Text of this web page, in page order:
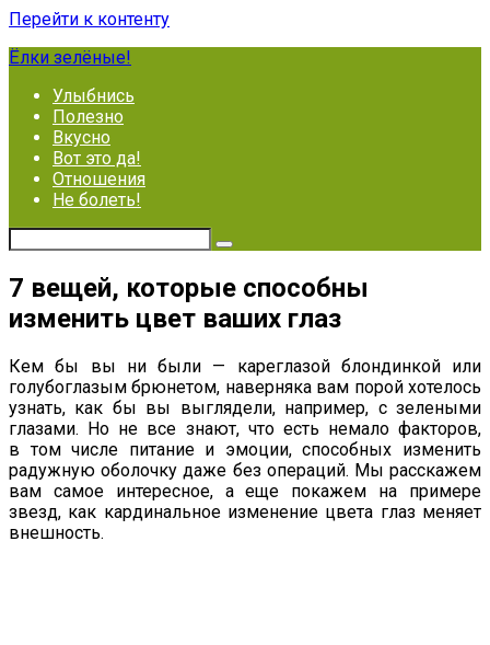
Перейти к контенту
Ёлки зелёные!
Улыбнись
Полезно
Вкусно
Вот это да!
Отношения
Не болеть!
7 вещей, которые способны
изменить цвет ваших глаз
Кем бы вы ни были — кареглазой блондинкой или
голубоглазым брюнетом, наверняка вам порой хотелось
узнать, как бы вы выглядели, например, с зелеными
глазами. Но не все знают, что есть немало факторов,
в том числе питание и эмоции, способных изменить
радужную оболочку даже без операций. Мы расскажем
вам самое интересное, а еще покажем на примере
звезд, как кардинальное изменение цвета глаз меняет
внешность.